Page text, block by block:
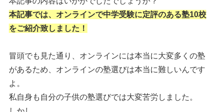
本記事では、オンラインで中学受験に定評のある塾10校
をご紹介致しました！
冒頭でも見た通り、オンラインには本当に大変多くの塾
があるため、オンラインの塾選びは本当に難しいんです
よ。
私自身も自分の子供の塾選びでは大変苦労しました。